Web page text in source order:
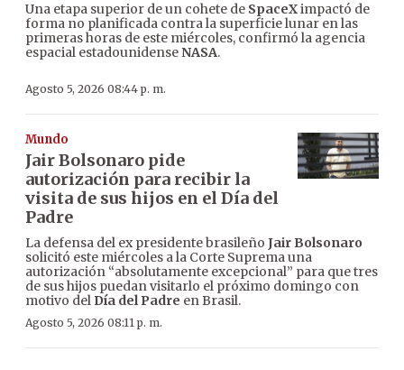
Una etapa superior de un cohete de SpaceXimpactó de
forma no planificada contra la superficie lunar en las
primeras horas de este miércoles, confirmó la agencia
espacial estadounidenseNASA.
Agosto 5, 2026 08:44 p. m.
Mundo
Jair Bolsonaro pide
autorización para recibir la
visita de sus hijos en el Día del
Padre
La defensa del ex presidente brasileño Jair Bolsonaro
solicitó este miércoles a la Corte Suprema una
autorización “absolutamente excepcional” para que tres
de sus hijos puedan visitarlo el próximo domingo con
motivo del Día del Padre en Brasil.
Agosto 5, 2026 08:11 p. m.